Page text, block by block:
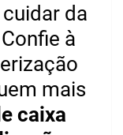
da
à
mais
caixa